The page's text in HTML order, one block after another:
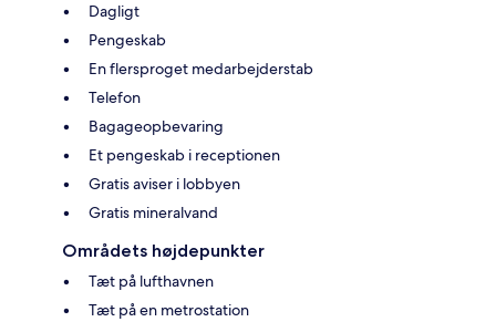
Dagligt
Pengeskab
En flersproget medarbejderstab
Telefon
Bagageopbevaring
Et pengeskab i receptionen
Gratis aviser i lobbyen
Gratis mineralvand
Områdets højdepunkter
Tæt på lufthavnen
Tæt på en metrostation